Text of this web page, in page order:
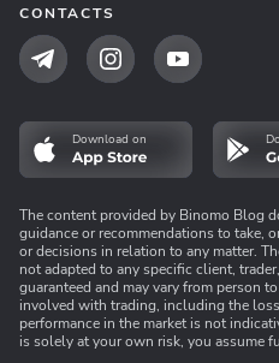
CONTACTS
Download on
The content provided by Binomo Blog
guidance or recommendations to take,
or decisions in relation to any matter.
not adapted to any specific client,
guaranteed and may vary from person
involved with trading, including the
performance in the market is not
is solely at your own risk, you assume